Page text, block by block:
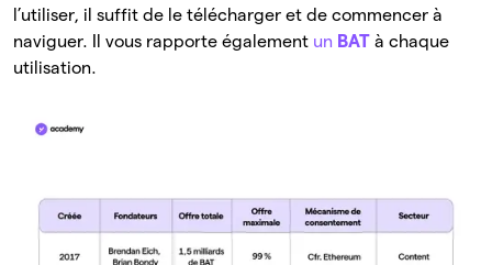
l’utiliser, il suffit de le télécharger et de commencer à
naviguer. Il vous rapporte également un BAT à chaque
utilisation.